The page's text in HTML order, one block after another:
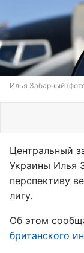
Илья Забарный
Центральный
Украины Илья
перспективу
лигу.
Об этом
британского